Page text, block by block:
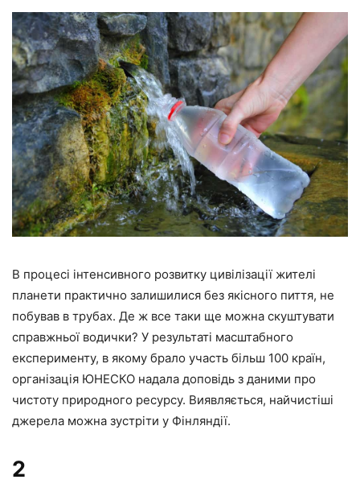
В процесі інтенсивного розвитку цивілізації жителі
планети практично залишилися без якісного пиття, не
побував в трубах. Де ж все таки ще можна скуштувати
справжньої водички? У результаті масштабного
експерименту, в якому брало участь більш 100 країн,
організація ЮНЕСКО надала доповідь з даними про
чистоту природного ресурсу. Виявляється, найчистіші
джерела можна зустріти у Фінляндії.
2